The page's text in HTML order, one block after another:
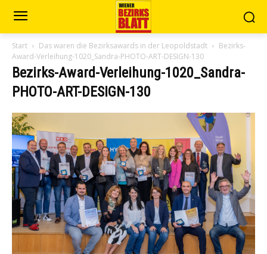
Start Das waren die Bezirksawards in der Leopoldstadt
Bezirks-
Award-Verleihung-1020_Sandra-PHOTO-ART-DESIGN-130
Bezirks-Award-Verleihung-1020_Sandra-
PHOTO-ART-DESIGN-130